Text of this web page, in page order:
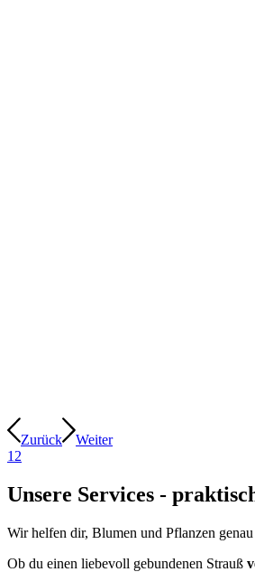
Zurück
Weiter
1 2
Unsere Services -
Wir helfen dir, Blumen und Pflanzen
Ob du einen liebevoll gebundenen Strauß